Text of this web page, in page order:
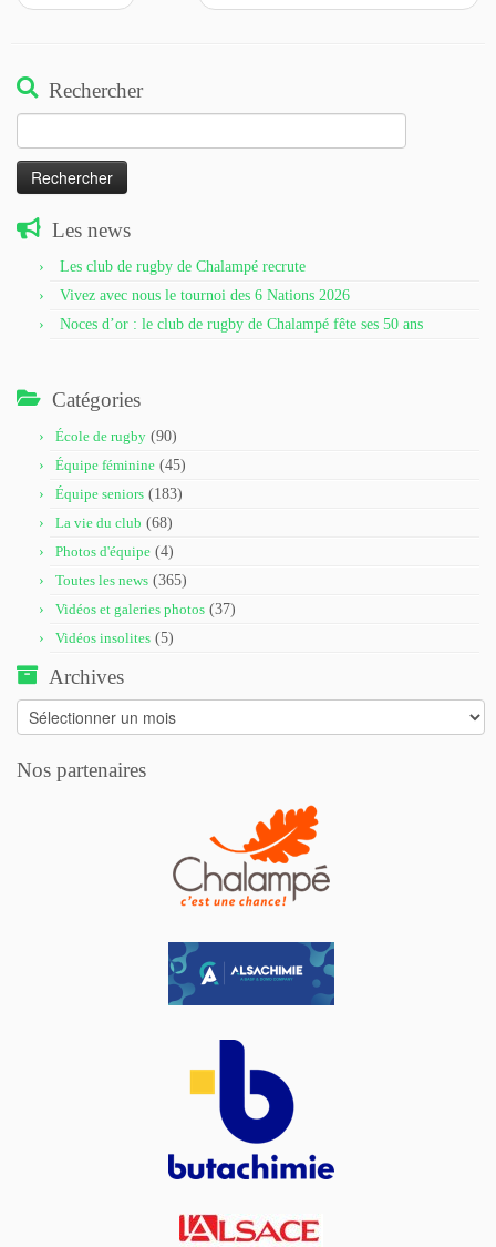
Rechercher
Les news
Les club de rugby de Chalampé recrute
Vivez avec nous le tournoi des 6 Nations 2026
Noces d’or : le club de rugby de Chalampé fête ses 50 ans
Catégories
École de rugby (90)
Équipe féminine (45)
Équipe seniors (183)
La vie du club (68)
Photos d'équipe (4)
Toutes les news (365)
Vidéos et galeries photos (37)
Vidéos insolites (5)
Archives
Archives
Nos partenaires